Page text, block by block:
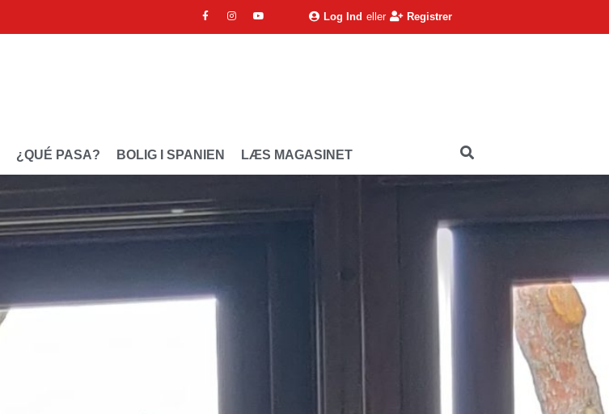
Log Ind eller Registrer
¿QUÉ PASA? BOLIG I SPANIEN LÆS MAGASINET